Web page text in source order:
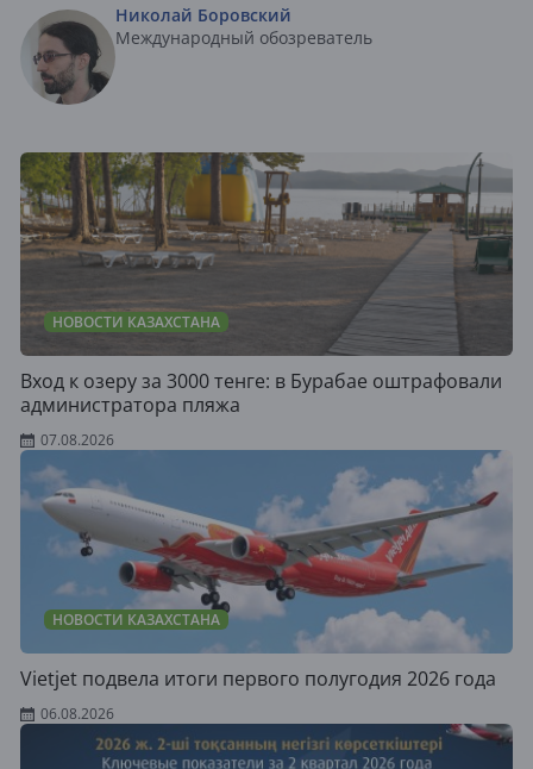
Николай Боровский
Международный обозреватель
НОВОСТИ КАЗАХСТАНА
Вход к озеру за 3000 тенге: в Бурабае оштрафовали
администратора пляжа
07.08.2026
НОВОСТИ КАЗАХСТАНА
Vietjet подвела итоги первого полугодия 2026 года
06.08.2026